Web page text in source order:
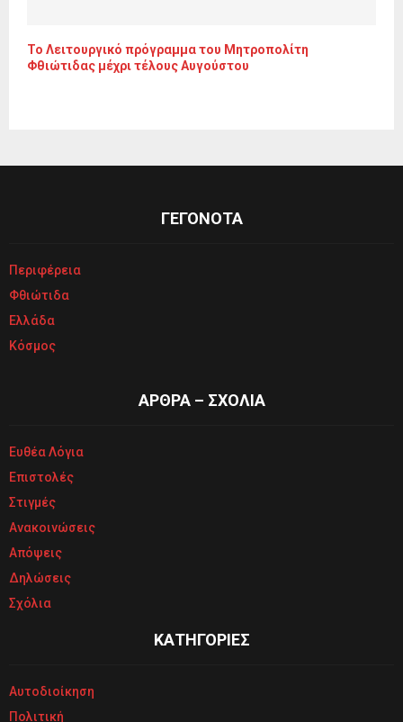
To Λειτουργικό πρόγραμμα του Μητροπολίτη
Φθιώτιδας μέχρι τέλους Αυγούστου
ΓΕΓΟΝΟΤΑ
Περιφέρεια
Φθιώτιδα
Ελλάδα
Κόσμος
ΑΡΘΡΑ – ΣΧΟΛΙΑ
Ευθέα Λόγια
Επιστολές
Στιγμές
Ανακοινώσεις
Απόψεις
Δηλώσεις
Σχόλια
ΚΑΤΗΓΟΡΙΕΣ
Αυτοδιοίκηση
Πολιτική